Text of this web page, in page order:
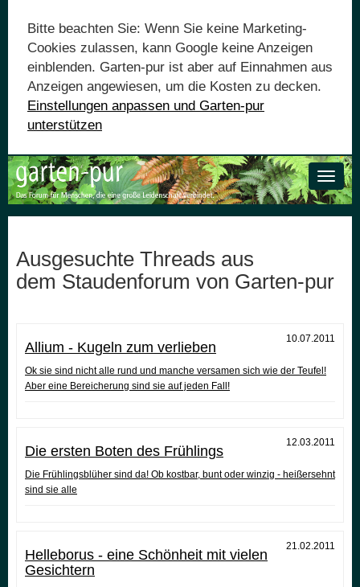
Bitte beachten Sie: Wenn Sie keine Marketing-
Cookies zulassen, kann Google keine Anzeigen
einblenden. Garten-pur ist aber auf Einnahmen aus
Anzeigen angewiesen, um die Kosten zu decken.
Einstellungen anpassen und Garten-pur
unterstützen
Toggle
Ausgesuchte Threads aus
dem Staudenforum von Garten-pur
10.07.2011
Allium - Kugeln zum verlieben
Ok sie sind nicht alle rund und manche versamen sich wie der Teufel!
Aber eine Bereicherung sind sie auf jeden Fall!
12.03.2011
Die ersten Boten des Frühlings
Die Frühlingsblüher sind da! Ob kostbar, bunt oder winzig - heißersehnt
sind sie alle
21.02.2011
Helleborus - eine Schönheit mit vielen
Gesichtern